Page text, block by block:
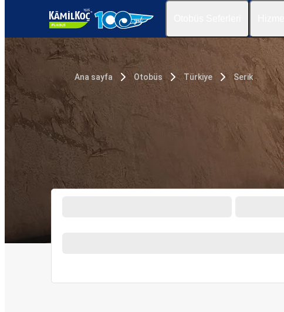
Ana sayfa Otobüs Türkiye Serik